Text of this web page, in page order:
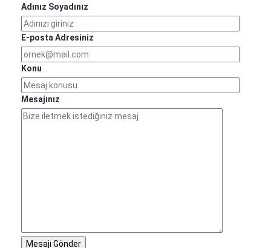
Adınız Soyadınız
E-posta Adresiniz
Konu
Mesajınız